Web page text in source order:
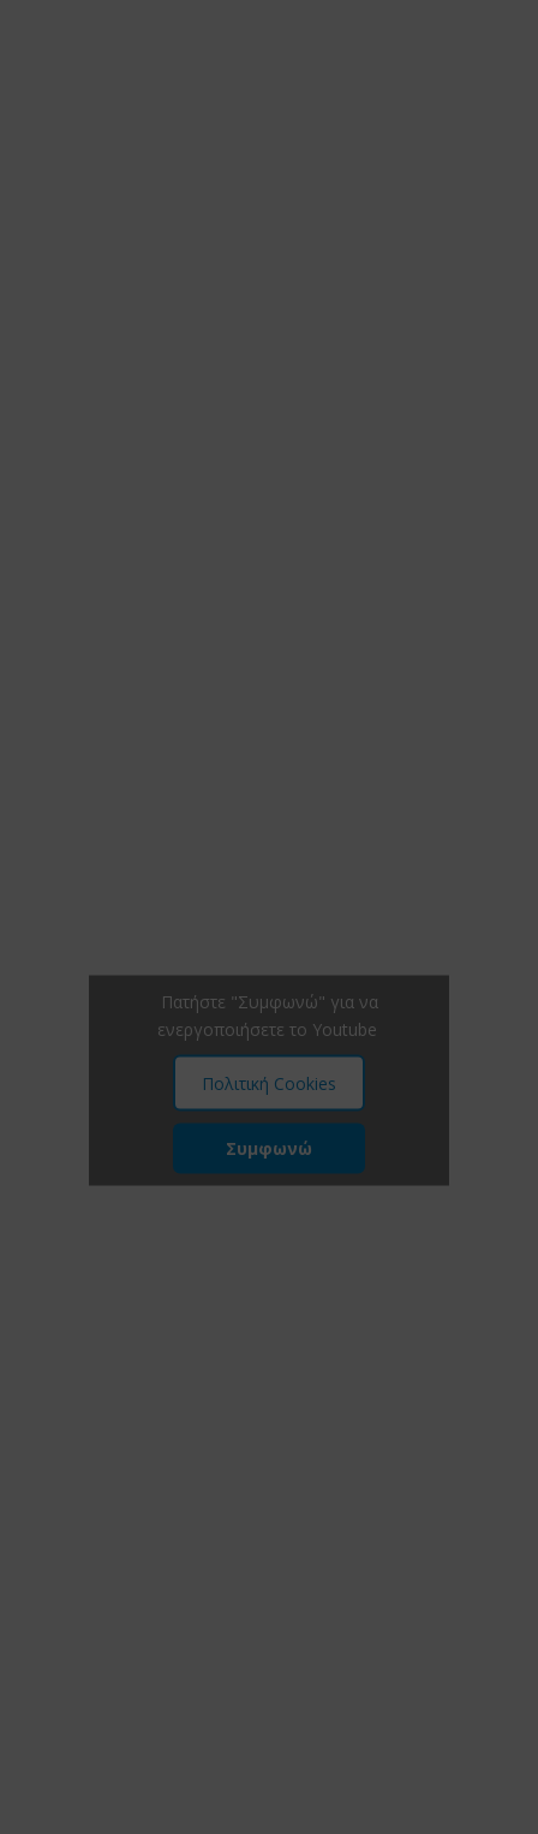
Πατήστε "Συμφωνώ" για να
ενεργοποιήσετε το Youtube
Πολιτική Cookies
Συμφωνώ